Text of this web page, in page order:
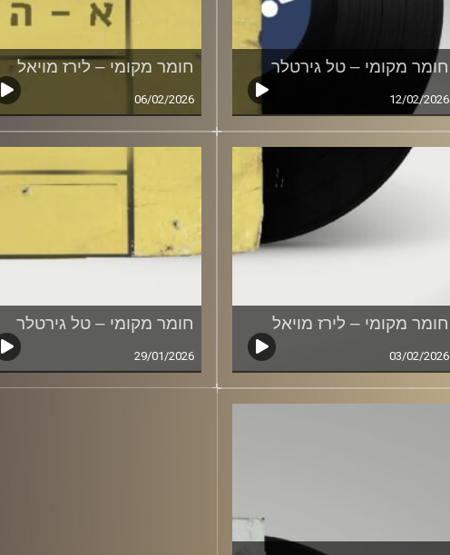
חומר מקומי – טל גירטלר
12/02/2026
חומר מקומי – לירז מויאל
06/02/2026
חומר מקומי – לירז מויאל
03/02/2026
חומר מקומי – טל גירטלר
29/01/2026